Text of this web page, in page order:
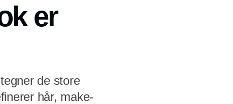
er
de store
hår, make-